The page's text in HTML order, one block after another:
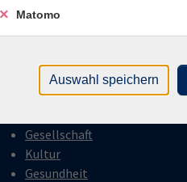
Programm
Gesellschaft
Kultur
Gesundheit
Matomo
Auswahl speichern